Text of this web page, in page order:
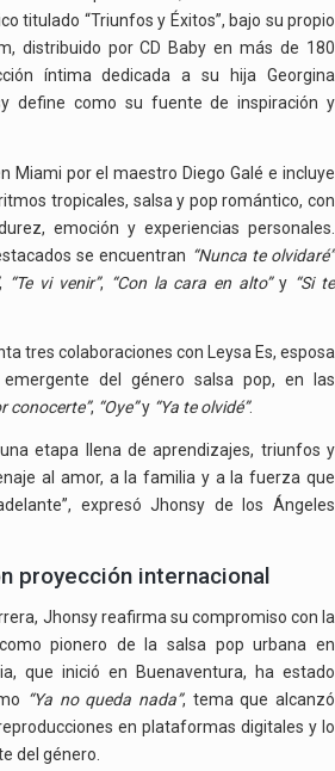
titulado “Triunfos y Éxitos”, bajo su propio
distribuido por CD Baby en más de 180
íntima dedicada a su hija Georgina
define como su fuente de inspiración y
Miami por el maestro Diego Galé e incluye
tropicales, salsa y pop romántico, con
emoción y experiencias personales.
se encuentran “Nunca te olvidaré”
“Te vi venir”, “Con la cara en alto”y “Si te
tres colaboraciones con Leysa Es, esposa
del género salsa pop, en las
conocerte”, “Oye”y “Ya te olvidé”.
etapa llena de aprendizajes, triunfos y
al amor, a la familia y a la fuerza que
expresó Jhonsy de los Ángeles
proyección internacional
Jhonsy reafirma su compromiso con la
pionero de la salsa pop urbana en
que inició en Buenaventura, ha estado
“Ya no queda nada”, tema que alcanzó
en plataformas digitales y lo
del género.